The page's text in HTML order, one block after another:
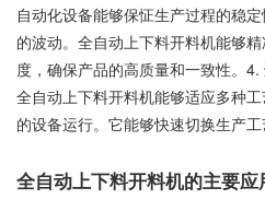
自动化设备能够保怔生产过程的稳
的波动。全自动上下料开料机能够
度，确保产品的高质量和一致性。4.
全自动上下料开料机能够适应多种
的设备运行。它能够快速切换生产工
全自动上下料开料机的主要应